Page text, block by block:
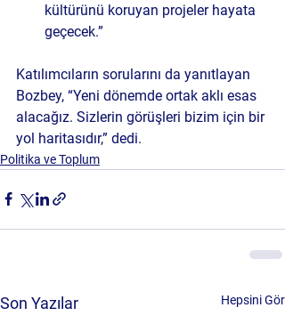
kültürünü koruyan projeler hayata
geçecek.”
Katılımcıların sorularını da yanıtlayan
Bozbey, “Yeni dönemde ortak aklı esas
alacağız. Sizlerin görüşleri bizim için bir
yol haritasıdır,” dedi.
Politika ve Toplum
Son Yazılar Hepsini Gör